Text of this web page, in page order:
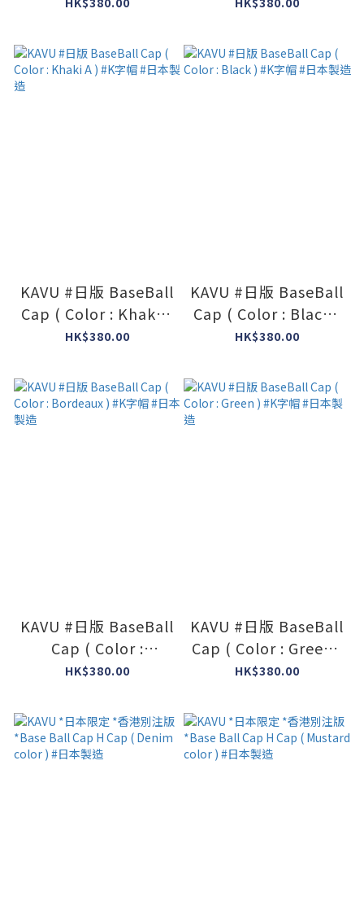
KAVU #日版 BaseBall
Cap ( Color : Khaki A
) #K字帽 #日本製造
HK$380.00
KAVU #日版 BaseBall
Cap ( Color : Black )
#K字帽 #日本製造
HK$380.00
KAVU #日版 BaseBall
Cap ( Color :
Bordeaux ) #K字帽 #
HK$380.00
KAVU #日版 BaseBall
Cap ( Color : Green )
#K字帽 #日本製造
HK$380.00